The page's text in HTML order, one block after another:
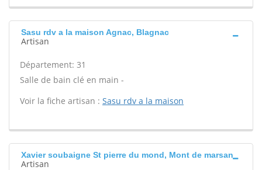
Sasu rdv a la maison Agnac, Blagnac
Artisan
Département: 31
Salle de bain clé en main -
Voir la fiche artisan : Sasu rdv a la maison
Xavier soubaigne St pierre du mond, Mont de marsan
Artisan